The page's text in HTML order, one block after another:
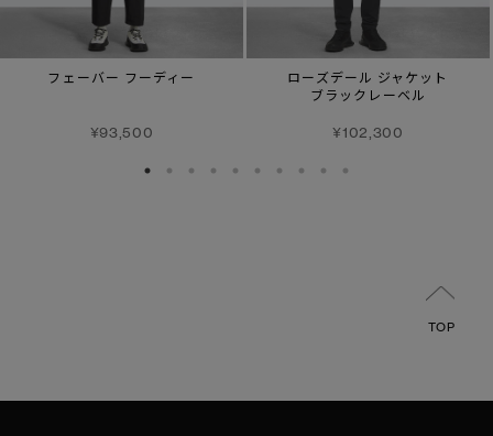
フェーバー フーディー
¥93,500
ローズデール ジャケット
ブラックレーベル
¥102,300
TOP